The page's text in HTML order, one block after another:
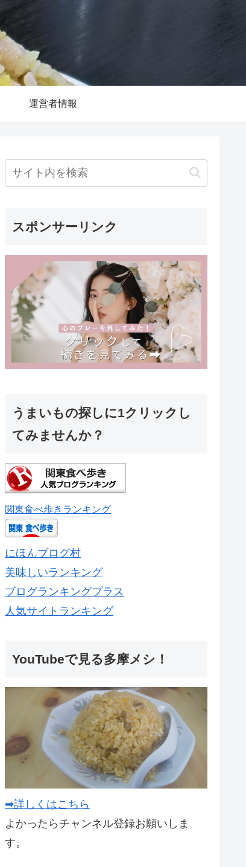
運営者情報
スポンサーリンク
うまいもの探しに1クリックし
てみませんか？
関東食べ歩きランキング
にほんブログ村
美味しいランキング
ブログランキングプラス
人気サイトランキング
YouTubeで見る多摩メシ！
➡詳しくはこちら
よかったらチャンネル登録お願いしま
す。